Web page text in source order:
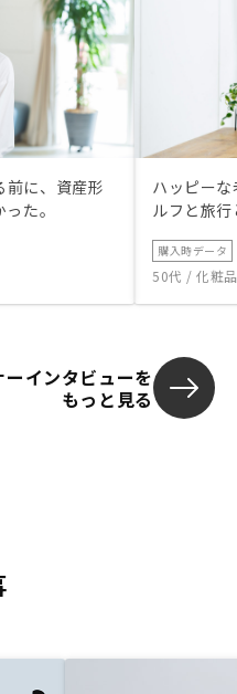
前に、資産形
た。
ハッピー
ルフと旅
購入時データ
50代 / 化粧
ーインタビューを
もっと見る